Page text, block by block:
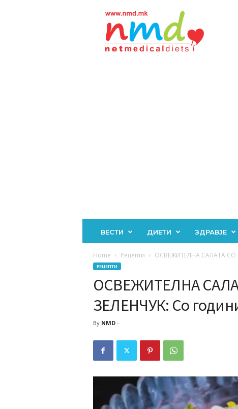
ВЕСТИ ДИЕТИ ЗДРАВЈЕ
Home Рецепти ОСВЕЖИТЕЛНА САЛАТА СО
РЕЦЕПТИ
ОСВЕЖИТЕЛНА
ЗЕЛЕНЧУК: Со години
By NMD-